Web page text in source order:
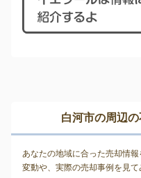
白河市の周辺
あなたの地域に合った売却情
変動や、実際の売却事例を見て